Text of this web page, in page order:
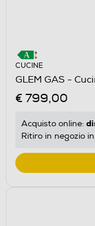
CUCINE
GLEM GAS -
€ 799,00
Acquisto online:
Ritiro in negozio